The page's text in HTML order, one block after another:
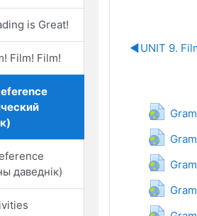
is Great!
Film! Film!
даведнік)
◀︎UNIT 9.